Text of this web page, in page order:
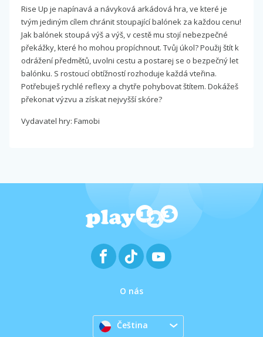
Rise Up je napínavá a návyková arkádová hra, ve které je
tvým jediným cílem chránit stoupající balónek za každou cenu!
Jak balónek stoupá výš a výš, v cestě mu stojí nebezpečné
překážky, které ho mohou propíchnout. Tvůj úkol? Použij štít k
odrážení předmětů, uvolni cestu a postarej se o bezpečný let
balónku. S rostoucí obtížností rozhoduje každá vteřina.
Potřebuješ rychlé reflexy a chytře pohybovat štítem. Dokážeš
překonat výzvu a získat nejvyšší skóre?
Vydavatel hry: Famobi
O nás
Čeština